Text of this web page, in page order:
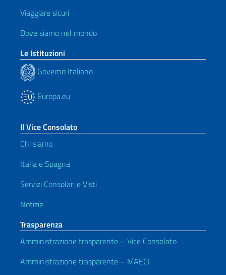
Viaggiare sicuri
Dove siamo nel mondo
Le Istituzioni
Governo Italiano
Europa.eu
Il Vice Consolato
Chi siamo
Italia e Spagna
Servizi Consolari e Visti
Notizie
Trasparenza
Amministrazione trasparente – Vice Consolato
Amministrazione trasparente – MAECI